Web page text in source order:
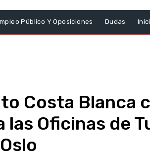
Público Y Oposiciones Dudas
Costa Blanca
las Oficinas de